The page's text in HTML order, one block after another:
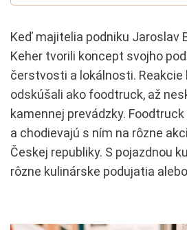
Keď majitelia podniku Jaroslav
Keher tvorili koncept svojho
čerstvosti a lokálnosti. Reakcie
odskúšali ako foodtruck, až
kamennej prevádzky.
a chodievajú s ním na rôzne
Českej republiky. S pojazdnou
rôzne kulinárske podujatia